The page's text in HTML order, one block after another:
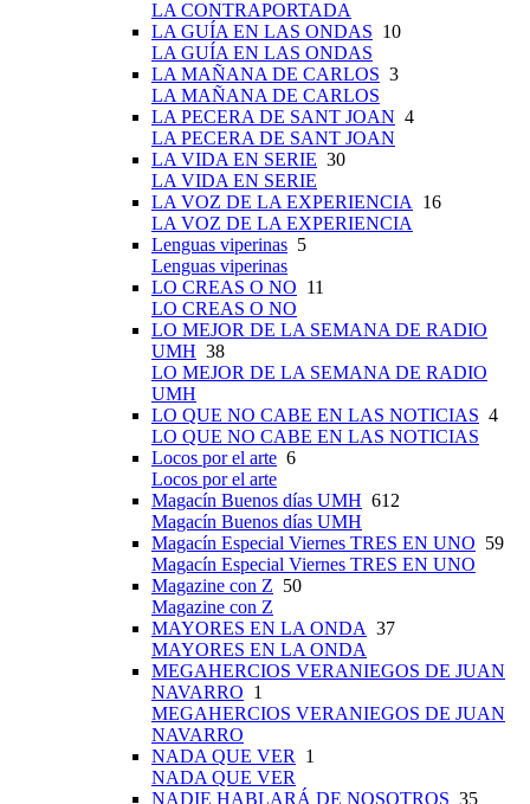
LA CONTRAPORTADA
LA GUÍA EN LAS ONDAS 10
LA GUÍA EN LAS ONDAS
LA MAÑANA DE CARLOS 3
LA MAÑANA DE CARLOS
LA PECERA DE SANT JOAN 4
LA PECERA DE SANT JOAN
LA VIDA EN SERIE 30
LA VIDA EN SERIE
LA VOZ DE LA EXPERIENCIA
16
LA VOZ DE LA EXPERIENCIA
Lenguas viperinas 5
Lenguas viperinas
LO CREAS O NO 11
LO CREAS O NO
LO MEJOR DE LA SEMANA DE RADIO
UMH 38
LO MEJOR DE LA SEMANA DE RADIO
UMH
LO QUE NO CABE EN LAS NOTICIAS 4
LO QUE NO CABE EN LAS NOTICIAS
Locos por el arte 6
Locos por el arte
Magacín Buenos días UMH 612
Magacín Buenos días UMH
Magacín Especial Viernes TRES EN UNO 59
Magacín Especial Viernes TRES EN UNO
Magazine con Z 50
Magazine con Z
MAYORES EN LA ONDA 37
MAYORES EN LA ONDA
MEGAHERCIOS VERANIEGOS DE JUAN
NAVARRO 1
MEGAHERCIOS VERANIEGOS DE JUAN
NAVARRO
NADA QUE VER
1
NADA QUE VER
NADIE HABLARÁ DE NOSOTROS 35